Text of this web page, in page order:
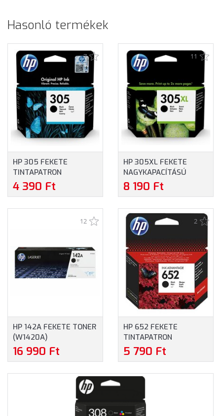
Hasonló termékek
7
HP 305 FEKETE
TINTAPATRON
(3YM61AE)
4 390 Ft
11
HP 305XL FEKETE
NAGYKAPACÍTÁSÚ
TINTAPATRON
(3YM62AE)
8 190 Ft
12
HP 142A FEKETE TONER
(W1420A)
16 990 Ft
2
HP 652 FEKETE
TINTAPATRON
(F6V25AE)
5 790 Ft